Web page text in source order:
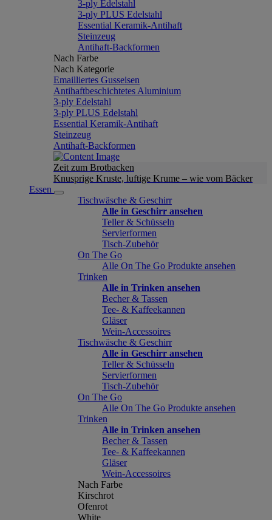
3-ply Edelstahl
3-ply PLUS Edelstahl
Essential Keramik-Antihaft
Steinzeug
Antihaft-Backformen
Nach Farbe
Nach Kategorie
Emailliertes Gusseisen
Antihaftbeschichtetes Aluminium
3-ply Edelstahl
3-ply PLUS Edelstahl
Essential Keramik-Antihaft
Steinzeug
Antihaft-Backformen
Zeit zum Brotbacken
Knusprige Kruste, luftige Krume – wie vom Bäcker
Essen
Tischwäsche & Geschirr
Alle in Geschirr ansehen
Teller & Schüsseln
Servierformen
Tisch-Zubehör
On The Go
Alle On The Go Produkte ansehen
Trinken
Alle in Trinken ansehen
Becher & Tassen
Tee- & Kaffeekannen
Gläser
Wein-Accessoires
Tischwäsche & Geschirr
Alle in Geschirr ansehen
Teller & Schüsseln
Servierformen
Tisch-Zubehör
On The Go
Alle On The Go Produkte ansehen
Trinken
Alle in Trinken ansehen
Becher & Tassen
Tee- & Kaffeekannen
Gläser
Wein-Accessoires
Nach Farbe
Kirschrot
Ofenrot
White